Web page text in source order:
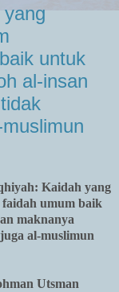
untuk
al-insan
Kaidah yang
faidah umum baik
maknanya
al-muslimun
Utsman